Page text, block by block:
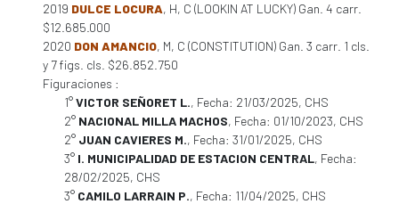
2019 DULCE LOCURA, H, C (LOOKIN AT LUCKY) Gan. 4 carr.
$12.685.000
2020 DON AMANCIO, M, C (CONSTITUTION) Gan. 3 carr. 1 cls.
y 7 figs. cls. $26.852.750
Figuraciones :
1°VICTOR SEÑORET L., Fecha: 21/03/2025, CHS
2° NACIONAL MILLA MACHOS, Fecha: 01/10/2023, CHS
2° JUAN CAVIERES M., Fecha: 31/01/2025, CHS
3° I. MUNICIPALIDAD DE ESTACION CENTRAL, Fecha:
28/02/2025, CHS
3° CAMILO LARRAIN P., Fecha: 11/04/2025, CHS